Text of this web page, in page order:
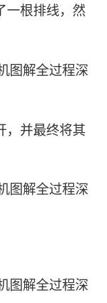
一根排线，然
，并最终将其